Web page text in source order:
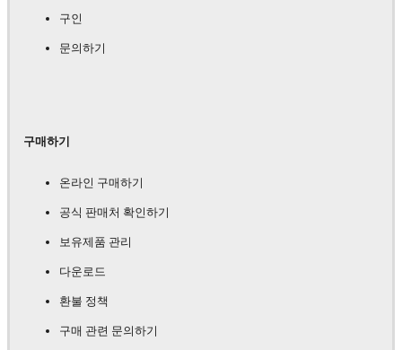
구인
문의하기
구매하기
온라인 구매하기
공식 판매처 확인하기
보유제품 관리
다운로드
환불 정책
구매 관련 문의하기